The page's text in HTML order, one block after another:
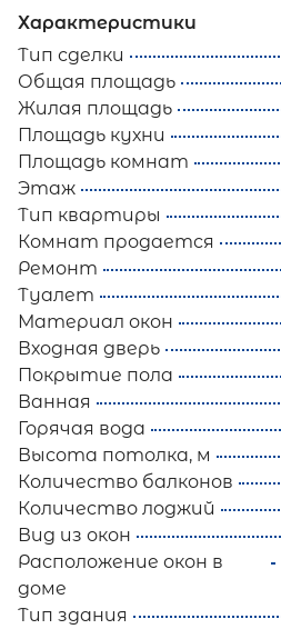
Характеристики
Тип сделки
Общая площадь
Жилая площадь
Площадь кухни
Площадь комнат
Этаж
Тип квартиры
Комнат продается
Ремонт
Туалет
Материал окон
Входная дверь
Покрытие пола
Ванная
Горячая вода
Высота потолка, м
Количество балконов
Количество лоджий
Вид из окон
Расположение окон в
доме
Тип здания